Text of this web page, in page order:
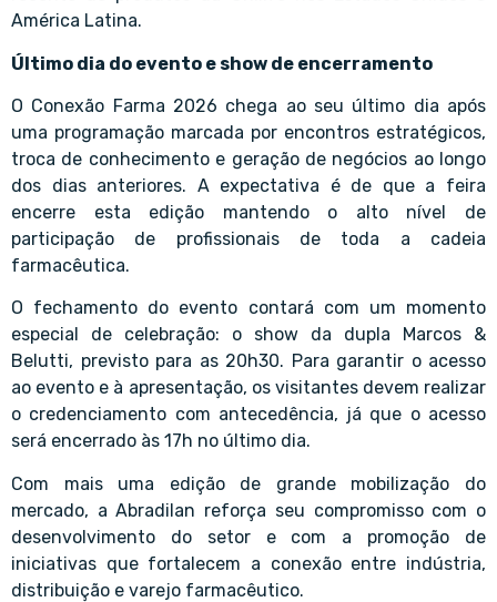
América Latina.
Último dia do evento e show de encerramento
O Conexão Farma 2026 chega ao seu último dia após
uma programação marcada por encontros estratégicos,
troca de conhecimento e geração de negócios ao longo
dos dias anteriores. A expectativa é de que a feira
encerre esta edição mantendo o alto nível de
participação de profissionais de toda a cadeia
farmacêutica.
O fechamento do evento contará com um momento
especial de celebração: o show da dupla Marcos &
Belutti, previsto para as 20h30. Para garantir o acesso
ao evento e à apresentação, os visitantes devem realizar
o credenciamento com antecedência, já que o acesso
será encerrado às 17h no último dia.
Com mais uma edição de grande mobilização do
mercado, a Abradilan reforça seu compromisso com o
desenvolvimento do setor e com a promoção de
iniciativas que fortalecem a conexão entre indústria,
distribuição e varejo farmacêutico.